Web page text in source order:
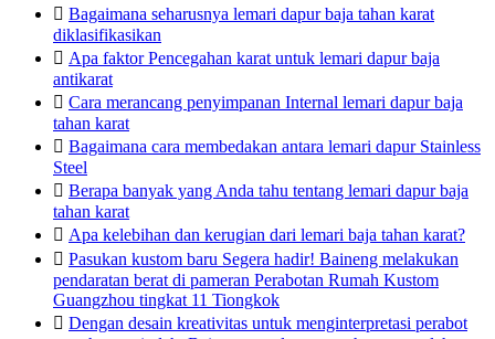
 Bagaimana seharusnya lemari dapur baja tahan karat
diklasifikasikan
 Apa faktor Pencegahan karat untuk lemari dapur baja
antikarat
 Cara merancang penyimpanan Internal lemari dapur baja
tahan karat
 Bagaimana cara membedakan antara lemari dapur Stainless
Steel
 Berapa banyak yang Anda tahu tentang lemari dapur baja
tahan karat
 Apa kelebihan dan kerugian dari lemari baja tahan karat?
 Pasukan kustom baru Segera hadir! Baineng melakukan
pendaratan berat di pameran Perabotan Rumah Kustom
Guangzhou tingkat 11 Tiongkok
 Dengan desain kreativitas untuk menginterpretasi perabot